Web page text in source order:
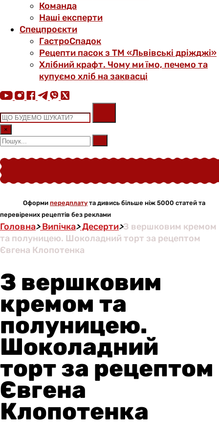
Команда
Наші експерти
Спецпроєкти
ГастроСпадок
Рецепти пасок з ТМ «Львівські дріжджі»
Хлібний крафт. Чому ми їмо, печемо та
купуємо хліб на заквасці
×
Оформи передплату та дивись більше ніж 5000 статей та
перевірених рецептів без реклами
Головна>Випічка>Десерти>З вершковим кремом
та полуницею. Шоколадний торт за рецептом
Євгена Клопотенка
З вершковим
кремом та
полуницею.
Шоколадний
торт за рецептом
Євгена
Клопотенка